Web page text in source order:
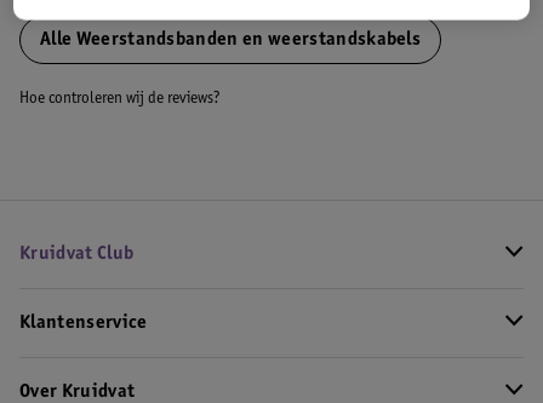
Alle Weerstandsbanden en weerstandskabels
Hoe controleren wij de reviews?
Kruidvat Club
Klantenservice
Over Kruidvat